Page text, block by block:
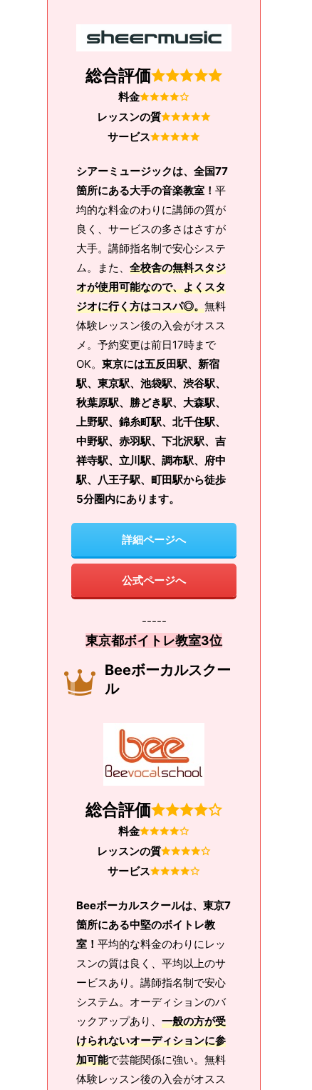
総合評価
料金
レッスンの質
サービス
シアーミュージックは、全国77
箇所にある大手の音楽教室！ 平
均的な料金のわりに講師の質が
良く、サービスの多さはさすが
大手。講師指名制で安心システ
ム。また、 全校舎の無料スタジ
オが使用可能なので、よくスタ
ジオに行く方はコスパ◎。無料
体験レッスン後の入会がオスス
メ。予約変更は前日17時まで
OK。 東京には五反田駅、新宿
駅、東京駅、池袋駅、渋谷駅、
秋葉原駅、勝どき駅、大森駅、
上野駅、錦糸町駅、北千住駅、
中野駅、赤羽駅、下北沢駅、吉
祥寺駅、立川駅、調布駅、府中
駅、八王子駅、町田駅から徒歩
5分圏内にあります。
詳細ページへ
公式ページへ
-----
東京都ボイトレ教室3位
Beeボーカルスクー
ル
総合評価
料金
レッスンの質
サービス
Beeボーカルスクールは、東京7
箇所にある中堅のボイトレ教
室！ 平均的な料金のわりにレッ
スンの質は良く、平均以上のサ
ービスあり。講師指名制で安心
システム。オーディションのバ
ックアップあり、 一般の方が受
けられないオーディションに参
加可能で芸能関係に強い。無料
体験レッスン後の入会がオスス